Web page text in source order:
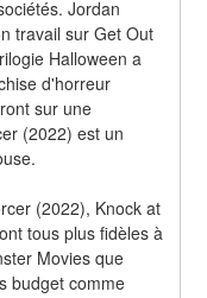
Jordan
travail sur Get Out
Halloween a
d'horreur
sur une
(2022) est un
(2022), Knock at
tous plus fidèles à
Movies que
budget comme